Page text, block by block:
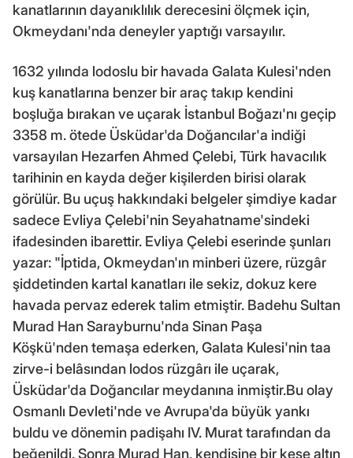
kanatlarının dayanıklılık derecesini ölçmek için,
Okmeydanı'nda deneyler yaptığı varsayılır.
1632 yılında lodoslu bir havada Galata Kulesi'nden
kuş kanatlarına benzer bir araç takıp kendini
boşluğa bırakan ve uçarak İstanbul Boğazı'nı geçip
3358 m. ötede Üsküdar'da Doğancılar'a indiği
varsayılan Hezarfen Ahmed Çelebi, Türk havacılık
tarihinin en kayda değer kişilerden birisi olarak
görülür. Bu uçuş hakkındaki belgeler şimdiye kadar
sadece Evliya Çelebi'nin Seyahatname'sindeki
ifadesinden ibarettir. Evliya Çelebi eserinde şunları
yazar: "İptida, Okmeydan'ın minberi üzere, rüzgâr
şiddetinden kartal kanatları ile sekiz, dokuz kere
havada pervaz ederek talim etmiştir. Badehu Sultan
Murad Han Sarayburnu'nda Sinan Paşa
Köşkü'nden temaşa ederken, Galata Kulesi'nin taa
zirve-i belâsından lodos rüzgârı ile uçarak,
Üsküdar'da Doğancılar meydanına inmiştir.Bu olay
Osmanlı Devleti'nde ve Avrupa'da büyük yankı
buldu ve dönemin padişahı IV. Murat tarafından da
beğenildi. Sonra Murad Han, kendisine bir kese altın